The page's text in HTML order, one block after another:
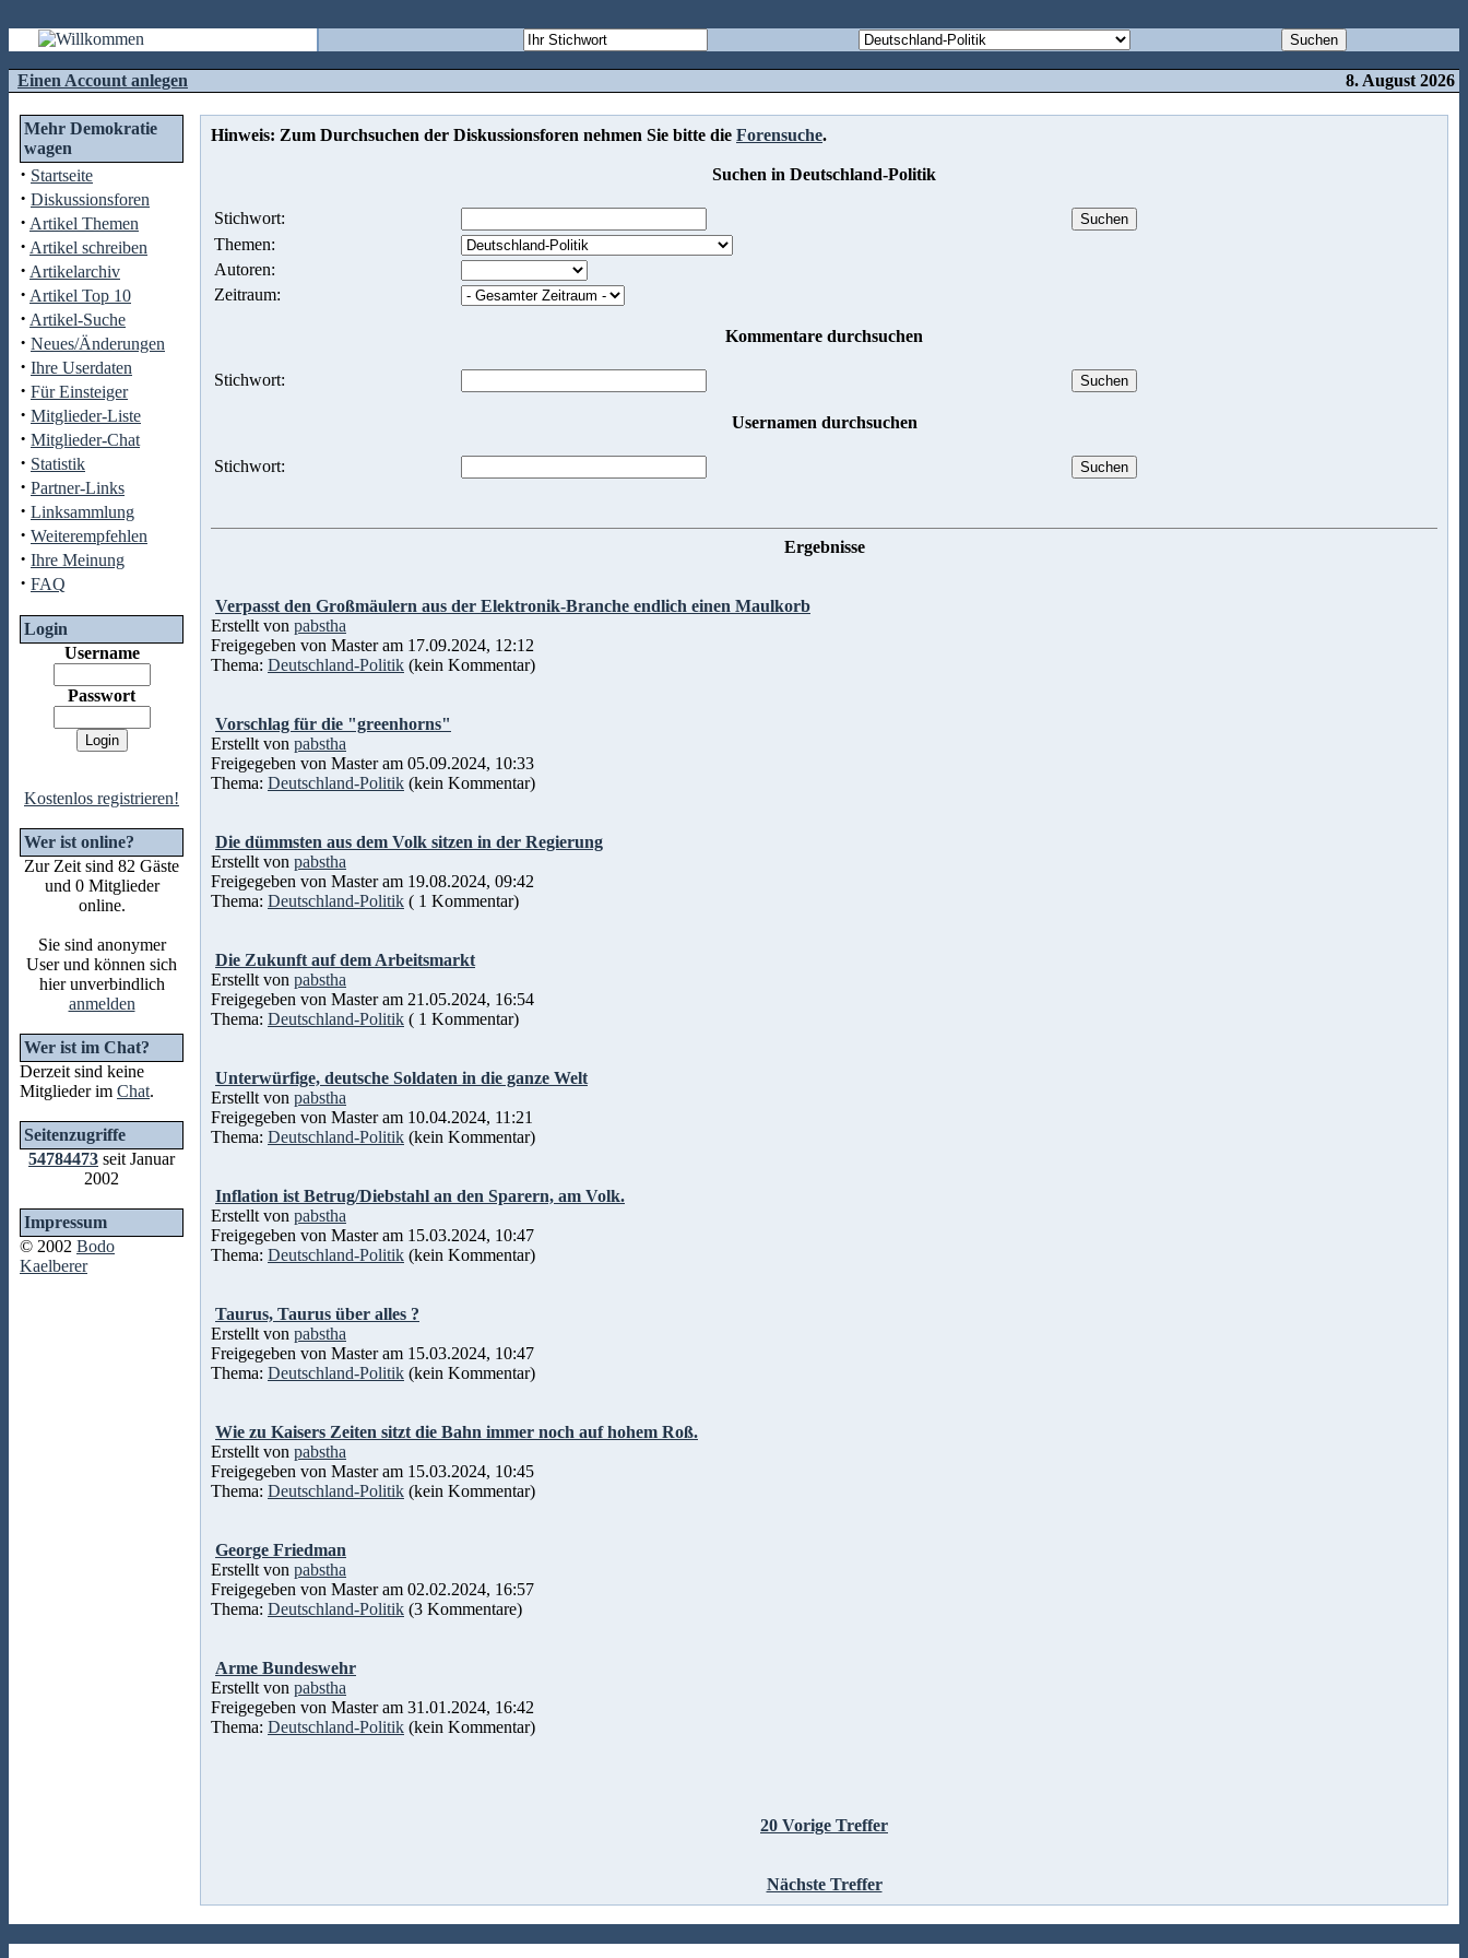
Einen Account anlegen 8. August 2026
Mehr Demokratie
wagen
· Startseite
· Diskussionsforen
· Artikel Themen
· Artikel schreiben
· Artikelarchiv
· Artikel Top 10
· Artikel-Suche
· Neues/Änderungen
· Ihre Userdaten
· Für Einsteiger
· Mitglieder-Liste
· Mitglieder-Chat
· Statistik
· Partner-Links
· Linksammlung
· Weiterempfehlen
· Ihre Meinung
· FAQ
Login
Username
Passwort
Kostenlos registrieren!
Wer ist online?
Zur Zeit sind 82 Gäste
und 0 Mitglieder
online.
Sie sind anonymer
User und können sich
hier unverbindlich
anmelden
Wer ist im Chat?
Derzeit sind keine
Mitglieder im Chat.
Seitenzugriffe
54784473 seit Januar
2002
Impressum
© 2002 Bodo
Kaelberer
Hinweis: Zum Durchsuchen der Diskussionsforen nehmen Sie bitte die Forensuche.
Suchen in Deutschland-Politik
Stichwort:
Themen:
Autoren:
Zeitraum:
Kommentare durchsuchen
Stichwort:
Usernamen durchsuchen
Stichwort:
Ergebnisse
Verpasst den Großmäulern aus der Elektronik-Branche endlich einen Maulkorb
Erstellt von pabstha
Freigegeben von Master am 17.09.2024, 12:12
Thema: Deutschland-Politik (kein Kommentar)
Vorschlag für die "greenhorns"
Erstellt von pabstha
Freigegeben von Master am 05.09.2024, 10:33
Thema: Deutschland-Politik (kein Kommentar)
Die dümmsten aus dem Volk sitzen in der Regierung
Erstellt von pabstha
Freigegeben von Master am 19.08.2024, 09:42
Thema: Deutschland-Politik ( 1 Kommentar)
Die Zukunft auf dem Arbeitsmarkt
Erstellt von pabstha
Freigegeben von Master am 21.05.2024, 16:54
Thema: Deutschland-Politik ( 1 Kommentar)
Unterwürfige, deutsche Soldaten in die ganze Welt
Erstellt von pabstha
Freigegeben von Master am 10.04.2024, 11:21
Thema: Deutschland-Politik (kein Kommentar)
Inflation ist Betrug/Diebstahl an den Sparern, am Volk.
Erstellt von pabstha
Freigegeben von Master am 15.03.2024, 10:47
Thema: Deutschland-Politik (kein Kommentar)
Taurus, Taurus über alles ?
Erstellt von pabstha
Freigegeben von Master am 15.03.2024, 10:47
Thema: Deutschland-Politik (kein Kommentar)
Wie zu Kaisers Zeiten sitzt die Bahn immer noch auf hohem Roß.
Erstellt von pabstha
Freigegeben von Master am 15.03.2024, 10:45
Thema: Deutschland-Politik (kein Kommentar)
George Friedman
Erstellt von pabstha
Freigegeben von Master am 02.02.2024, 16:57
Thema: Deutschland-Politik (3 Kommentare)
Arme Bundeswehr
Erstellt von pabstha
Freigegeben von Master am 31.01.2024, 16:42
Thema: Deutschland-Politik (kein Kommentar)
20 Vorige Treffer
Nächste Treffer